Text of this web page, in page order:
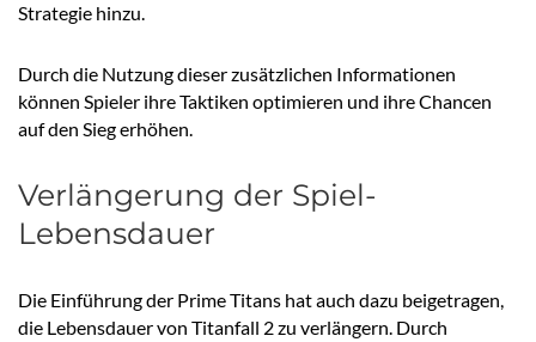
Strategie hinzu.
Durch die Nutzung dieser zusätzlichen Informationen
können Spieler ihre Taktiken optimieren und ihre Chancen
auf den Sieg erhöhen.
Verlängerung der Spiel-
Lebensdauer
Die Einführung der Prime Titans hat auch dazu beigetragen,
die Lebensdauer von Titanfall 2 zu verlängern. Durch